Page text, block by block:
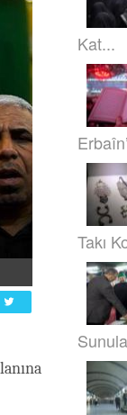
Kat...
Takı